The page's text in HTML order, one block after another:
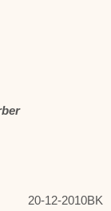
20-12-2010BK